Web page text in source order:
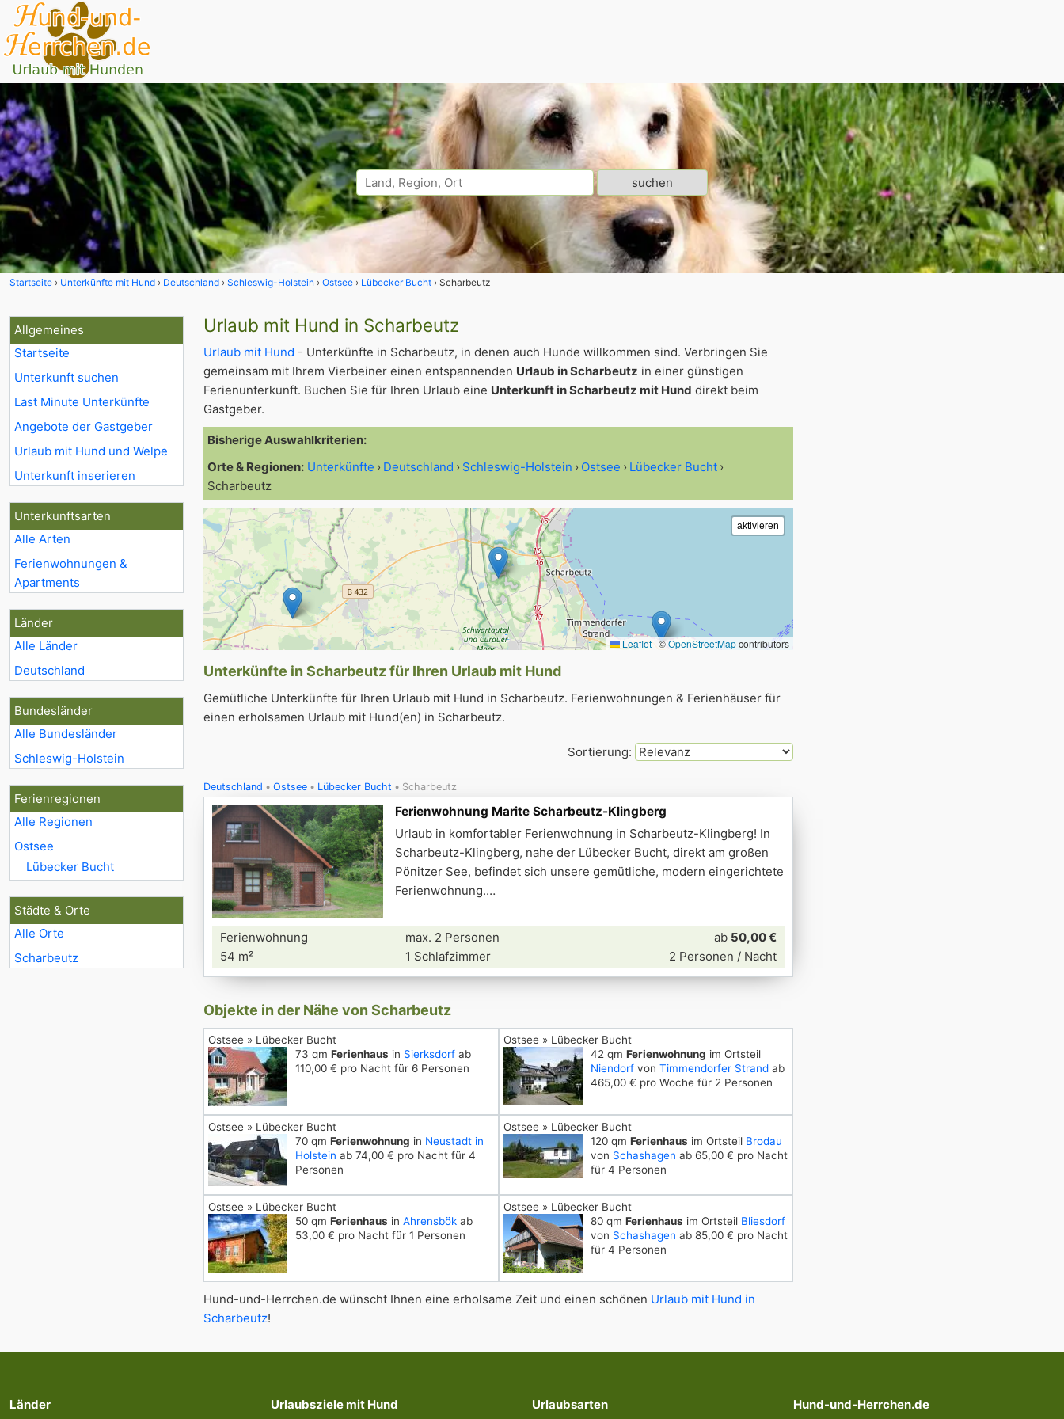
Startseite Unterkünfte mit Hund Deutschland Schleswig-Holstein Ostsee Lübecker Bucht Scharbeutz
Allgemeines
Startseite
Unterkunft suchen
Last Minute Unterkünfte
Angebote der Gastgeber
Urlaub mit Hund und Welpe
Unterkunft inserieren
Unterkunftsarten
Alle Arten
Ferienwohnungen &
Apartments
Länder
Alle Länder
Deutschland
Bundesländer
Alle Bundesländer
Schleswig-Holstein
Ferienregionen
Alle Regionen
Ostsee
Lübecker Bucht
Städte & Orte
Alle Orte
Scharbeutz
Urlaub mit Hund in Scharbeutz
Urlaub mit Hund - Unterkünfte in Scharbeutz, in denen auch Hunde willkommen sind. Verbringen Sie
gemeinsam mit Ihrem Vierbeiner einen entspannenden Urlaub in Scharbeutz in einer günstigen
Ferienunterkunft. Buchen Sie für Ihren Urlaub eine Unterkunft in Scharbeutz mit Hund direkt beim
Gastgeber.
Bisherige Auswahlkriterien:
Orte & Regionen: Unterkünfte Deutschland Schleswig-Holstein Ostsee
Lübecker Bucht
Scharbeutz
Leaflet | ©OpenStreetMapcontributors
Unterkünfte in Scharbeutz für Ihren Urlaub mit Hund
Gemütliche Unterkünfte für Ihren Urlaub mit Hund in Scharbeutz. Ferienwohnungen & Ferienhäuser für
einen erholsamen Urlaub mit Hund(en) in Scharbeutz.
Sortierung:
Deutschland Ostsee Lübecker Bucht Scharbeutz
Ferienwohnung Marite Scharbeutz-Klingberg
Urlaub in komfortabler Ferienwohnung in Scharbeutz-Klingberg! In
Scharbeutz-Klingberg, nahe der Lübecker Bucht, direkt am großen
Pönitzer See, befindet sich unsere gemütliche, modern eingerichtete
Ferienwohnung.
Ferienwohnung
54 m²
max. 2 Personen
1 Schlafzimmer
ab 50,00 €
2 Personen / Nacht
Objekte in der Nähe von Scharbeutz
Ostsee » Lübecker Bucht
73 qm Ferienhaus in Sierksdorf ab
110,00 € pro Nacht für 6 Personen
Ostsee » Lübecker Bucht
42 qm Ferienwohnung im Ortsteil
Niendorfvon Timmendorfer Strandab
465,00 € pro Woche für 2 Personen
Ostsee » Lübecker Bucht
70 qm Ferienwohnung in Neustadt in
Holstein ab 74,00 € pro Nacht für 4
Personen
Ostsee » Lübecker Bucht
120 qm Ferienhaus im Ortsteil Brodau
von Schashagen ab 65,00 € pro Nacht
für 4 Personen
Ostsee » Lübecker Bucht
50 qm Ferienhaus in Ahrensbök ab
53,00 € pro Nacht für 1 Personen
Ostsee » Lübecker Bucht
80 qm Ferienhaus im Ortsteil Bliesdorf
von Schashagen ab 85,00 € pro Nacht
für 4 Personen
Hund-und-Herrchen.de wünscht Ihnen eine erholsame Zeit und einen schönen Urlaub mit Hund in
Scharbeutz!
Länder Urlaubsziele mit Hund Urlaubsarten Hund-und-Herrchen.de